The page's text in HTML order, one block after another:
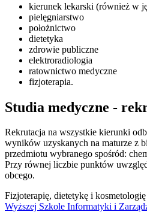
kierunek lekarski (również w
pielęgniarstwo
położnictwo
dietetyka
zdrowie publiczne
elektroradiologia
ratownictwo medyczne
fizjoterapia.
Studia medyczne -
Rekrutacja na wszystkie kierunki
wyników uzyskanych na maturze z
przedmiotu wybranego spośród:
Przy równej liczbie punktów
obcego.
Fizjoterapię, dietetykę i
Wyższej Szkole Informatyki i